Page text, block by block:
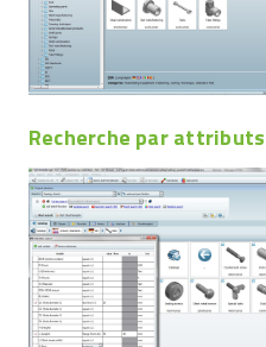
Recherche par attributs